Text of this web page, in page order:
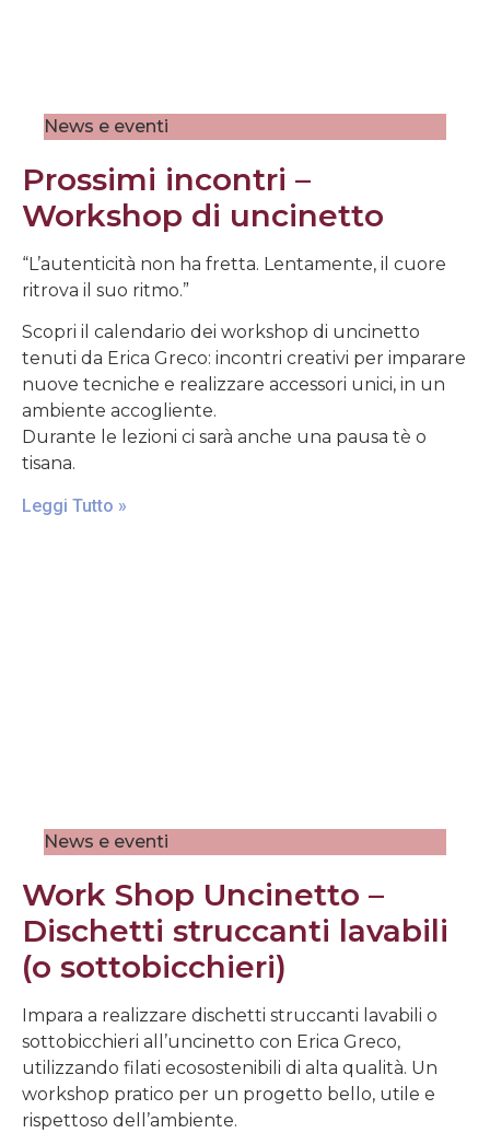
News e eventi
Prossimi incontri –
Workshop di uncinetto
“L’autenticità non ha fretta. Lentamente, il cuore
ritrova il suo ritmo.”
Scopri il calendario dei workshop di uncinetto
tenuti da Erica Greco: incontri creativi per imparare
nuove tecniche e realizzare accessori unici, in un
ambiente accogliente.
Durante le lezioni ci sarà anche una pausa tè o
tisana.
Leggi Tutto »
News e eventi
Work Shop Uncinetto –
Dischetti struccanti lavabili
(o sottobicchieri)
Impara a realizzare dischetti struccanti lavabili o
sottobicchieri all’uncinetto con Erica Greco,
utilizzando filati ecosostenibili di alta qualità. Un
workshop pratico per un progetto bello, utile e
rispettoso dell’ambiente.